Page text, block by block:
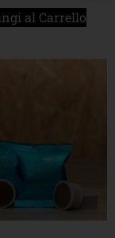
al Carrello